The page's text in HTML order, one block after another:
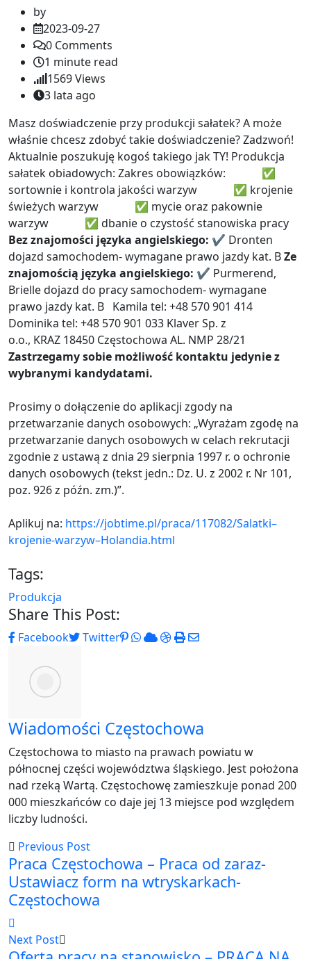
by
2023-09-27
0 Comments
1 minute read
1569Views
3 lata ago
Masz doświadczenie przy produkcji sałatek? A może
właśnie chcesz zdobyć takie doświadczenie? Zadzwoń!
Aktualnie poszukuję kogoś takiego jak TY! Produkcja
sałatek obiadowych: Zakres obowiązków:
✅
sortownie i kontrola jakości warzyw
✅ krojenie
świeżych warzyw
✅ mycie oraz pakownie
warzyw
✅ dbanie o czystość stanowiska pracy
Bez znajomości języka angielskiego: ✔ Dronten
dojazd samochodem- wymagane prawo jazdy kat. BZe
znajomością języka angielskiego: ✔ Purmerend,
Brielle dojazd do pracy samochodem- wymagane
prawo jazdy kat. B Kamila tel: +48 570 901 414
Dominika tel: +48 570 901 033 Klaver Sp. z
o.o., KRAZ 18450 Częstochowa AL. NMP 28/21
Zastrzegamy sobie możliwość kontaktu jedynie z
wybranymi kandydatami.
Prosimy o dołączenie do aplikacji zgody na
przetwarzanie danych osobowych: „Wyrażam zgodę na
przetwarzanie danych osobowych w celach rekrutacji
zgodnie z ustawą z dnia 29 sierpnia 1997 r. o ochronie
danych osobowych (tekst jedn.: Dz. U. z 2002 r. Nr 101,
poz. 926 z późn. zm.)”.
Aplikuj na: https://jobtime.pl/praca/117082/Salatki–
krojenie-warzyw–Holandia.html
Tags:
Produkcja
Share This Post:
Facebook Twitter Pinterest
Whatsapp
CloudStumbleUpon
PrintShare
Wiadomości Częstochowa
Częstochowa to miasto na prawach powiatu w
północnej części województwa śląskiego. Jest położona
nad rzeką Wartą. Częstochowę zamieszkuje ponad 200
000 mieszkańców co daje jej 13 miejsce pod względem
liczby ludności.
Previous Post
Praca Częstochowa – Praca od zaraz-
Ustawiacz form na wtryskarkach-
Częstochowa
Next Post